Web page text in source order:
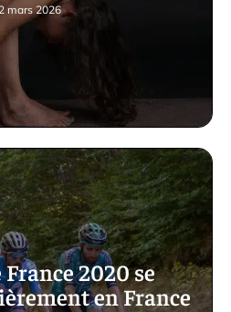
mars 2026
2020 se
en France